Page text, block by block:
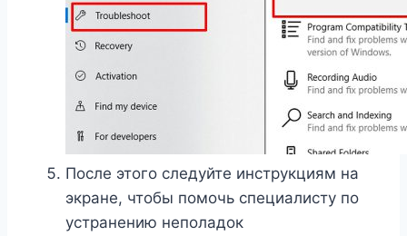
После этого следуйте инструкциям на
экране, чтобы помочь специалисту по
устранению неполадок